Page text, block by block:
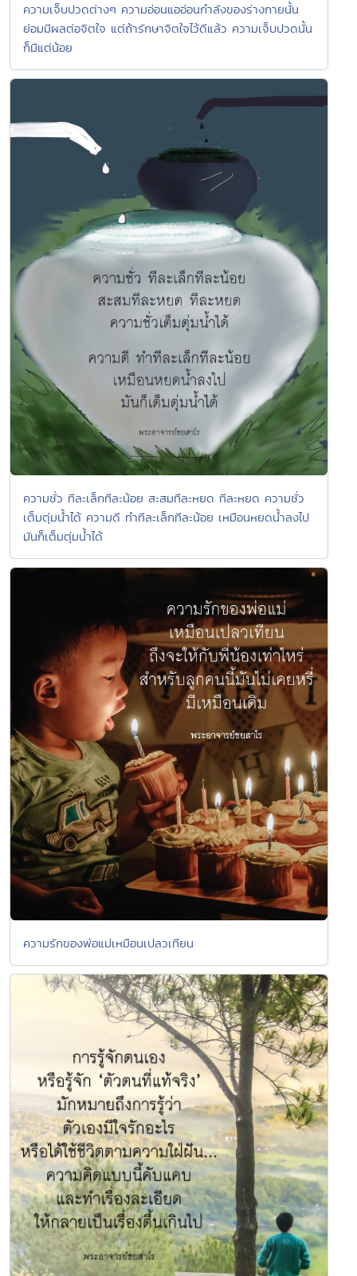
ความเจ็บปวดต่างๆ ความอ่อนแออ่อนกำลังของร่างกายนั้น
ย่อมมีผลต่อจิตใจ แต่ถ้ารักษาจิตใจไว้ดีแล้ว ความเจ็บปวดนั้น
ก็มีแต่น้อย
ความชั่ว ทีละเล็กทีละน้อย สะสมทีละหยด ทีละหยด ความชั่ว
เต็มตุ่มน้ำได้ ความดี ทำทีละเล็กทีละน้อย เหมือนหยดน้ำลงไป
มันก็เต็มตุ่มน้ำได้
ความรักของพ่อแม่เหมือนเปลวเทียน